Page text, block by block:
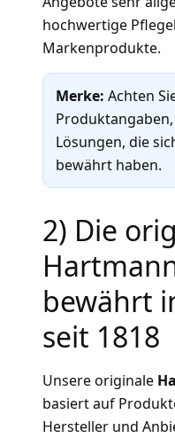
hochwertige
Markenprodukte.
Merke: Achten
Lösungen, die
bewährt haben.
2) Die
bewährt
seit 1818
Unsere originale
basiert auf
Hersteller und